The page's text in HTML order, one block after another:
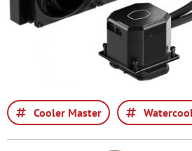
Cooler Master